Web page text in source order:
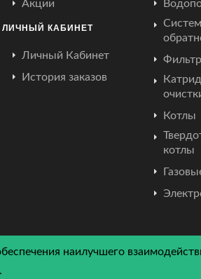
Акции
ЛИЧНЫЙ КАБИНЕТ
Личный Кабинет
История заказов
Котлы
котлы
Copyright
наилучшего
.